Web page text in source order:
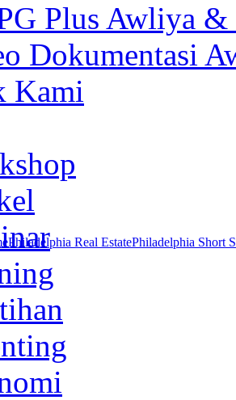
Plus Awliya &
Dokumentasi
Kami
Philadelphia Real EstatePhiladelphia Short